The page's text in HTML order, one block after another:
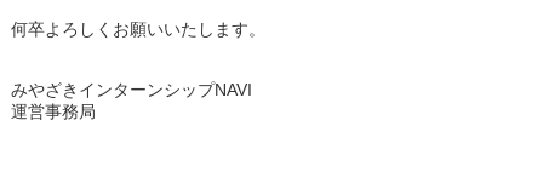
何卒よろしくお願いいたします。
みやざきインターンシップNAVI
運営事務局